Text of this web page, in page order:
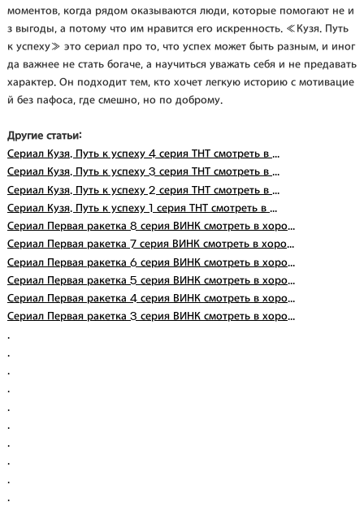
моментов, когда рядом оказываются люди, которые помогают не и
з выгоды, а потому что им нравится его искренность. «Кузя. Путь
к успеху» это сериал про то, что успех может быть разным, и иног
да важнее не стать богаче, а научиться уважать себя и не предавать
характер. Он подходит тем, кто хочет легкую историю с мотивацие
й без пафоса, где смешно, но по доброму.
Другие статьи:
Сериал Кузя. Путь к успеху 4 серия ТНТ смотреть в ...
Сериал Кузя. Путь к успеху 3 серия ТНТ смотреть в ...
Сериал Кузя. Путь к успеху 2 серия ТНТ смотреть в ...
Сериал Кузя. Путь к успеху 1 серия ТНТ смотреть в ...
Сериал Первая ракетка 8 серия ВИНК смотреть в хоро...
Сериал Первая ракетка 7 серия ВИНК смотреть в хоро...
Сериал Первая ракетка 6 серия ВИНК смотреть в хоро...
Сериал Первая ракетка 5 серия ВИНК смотреть в хоро...
Сериал Первая ракетка 4 серия ВИНК смотреть в хоро...
Сериал Первая ракетка 3 серия ВИНК смотреть в хоро...
.
.
.
.
.
.
.
.
.
.